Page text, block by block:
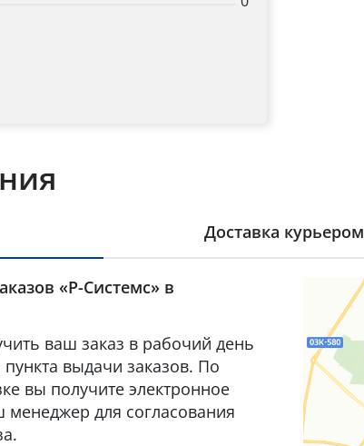
Доставка курьером
«Р-Системс» в
ваш заказ в рабочий день
выдачи заказов. По
вы получите электронное
для согласования